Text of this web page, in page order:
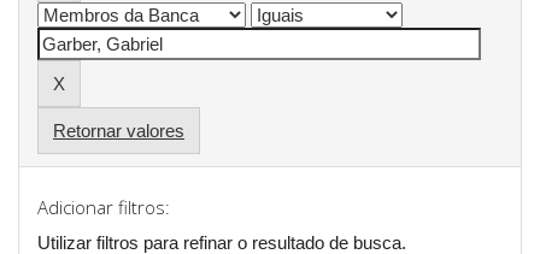
Retornar valores
Adicionar filtros:
Utilizar filtros para refinar o resultado de busca.